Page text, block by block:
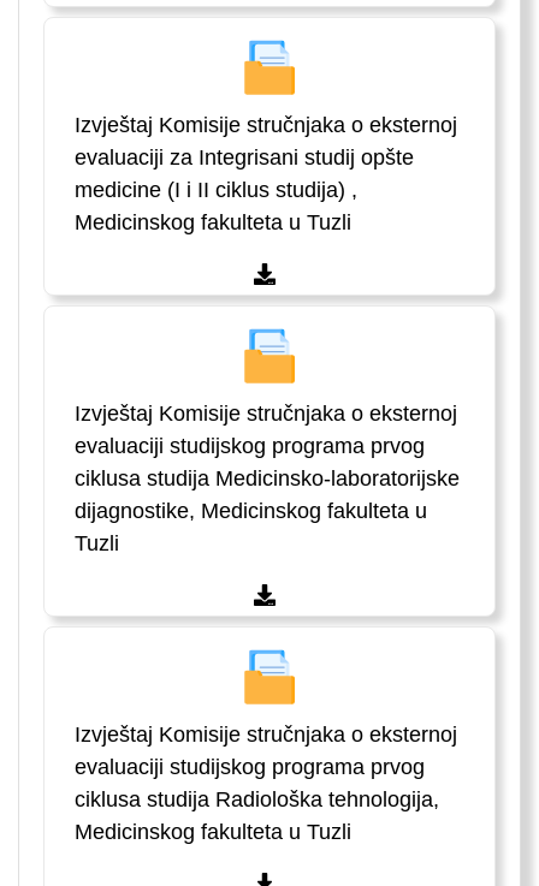
Izvještaj Komisije stručnjaka o eksternoj
evaluaciji za Integrisani studij opšte
medicine (I i II ciklus studija) ,
Medicinskog fakulteta u Tuzli
Izvještaj Komisije stručnjaka o eksternoj
evaluaciji studijskog programa prvog
ciklusa studija Medicinsko-laboratorijske
dijagnostike, Medicinskog fakulteta u
Tuzli
Izvještaj Komisije stručnjaka o eksternoj
evaluaciji studijskog programa prvog
ciklusa studija Radiološka tehnologija,
Medicinskog fakulteta u Tuzli